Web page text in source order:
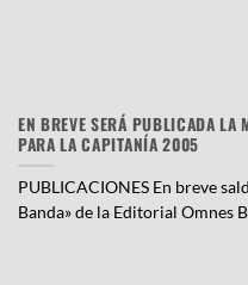
EN BREVE SERÁ PUBLICADA LA
PARA LA CAPITANÍA 2005
PUBLICACIONES En breve
Banda» de la Editorial Omnes